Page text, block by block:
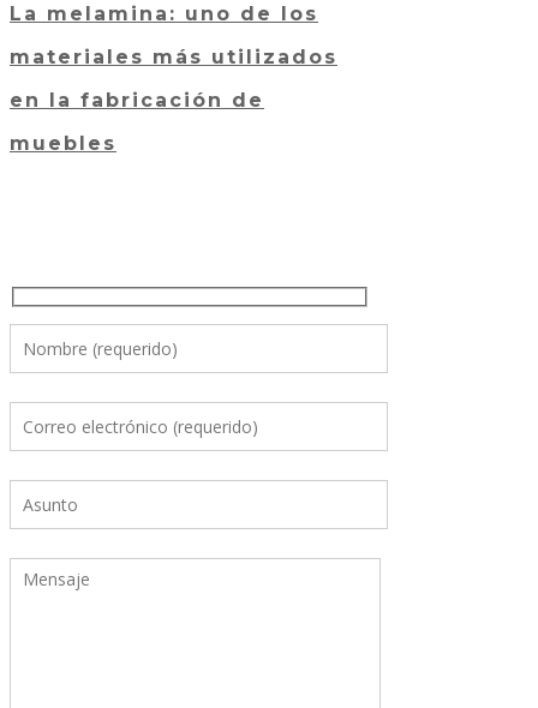
La melamina: uno de los
materiales más utilizados
en la fabricación de
muebles